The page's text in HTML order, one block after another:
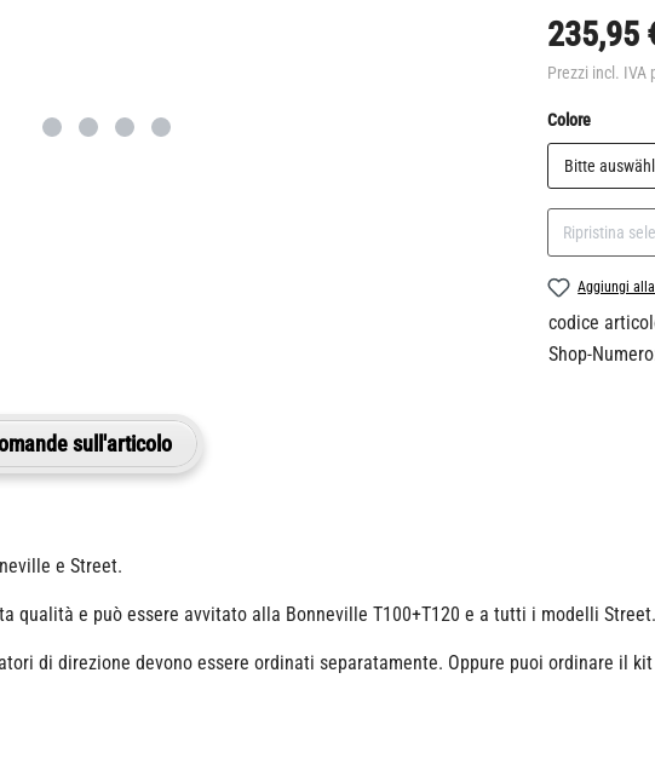
235,95
Prezzi incl. IVA
Seleziona
Colore
Ripristina
Aggiungi
codice
Shop-
sull'articolo
e Street.
qualità e può essere avvitato alla Bonneville T100+T120 e a tutti i modelli
di direzione devono essere ordinati separatamente. Oppure puoi ordinare il